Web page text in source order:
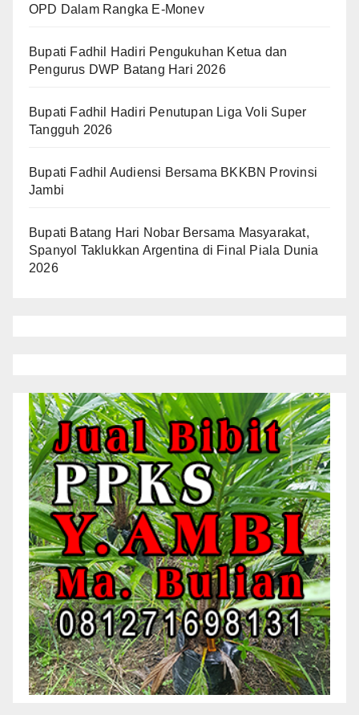
OPD Dalam Rangka E-Monev
Bupati Fadhil Hadiri Pengukuhan Ketua dan
Pengurus DWP Batang Hari 2026
Bupati Fadhil Hadiri Penutupan Liga Voli Super
Tangguh 2026
Bupati Fadhil Audiensi Bersama BKKBN Provinsi
Jambi
Bupati Batang Hari Nobar Bersama Masyarakat,
Spanyol Taklukkan Argentina di Final Piala Dunia
2026